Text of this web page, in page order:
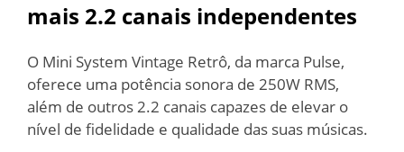
mais 2.2 canais independentes
O Mini System Vintage Retrô, da marca Pulse,
oferece uma potência sonora de 250W RMS,
além de outros 2.2 canais capazes de elevar o
nível de fidelidade e qualidade das suas músicas.